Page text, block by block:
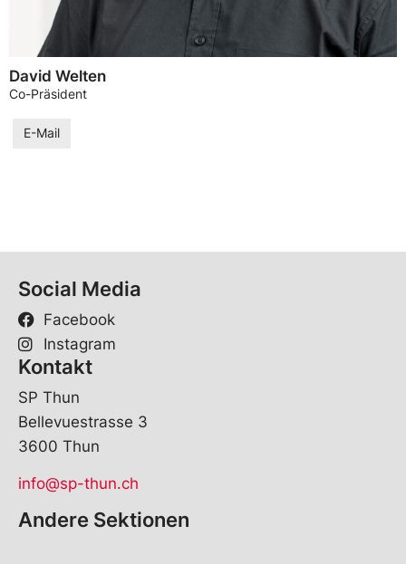
David Welten
Co-Präsident
E-Mail
Social Media
Facebook
Instagram
Kontakt
SP Thun
Bellevuestrasse 3
3600 Thun
info@sp-thun.ch
Andere Sektionen